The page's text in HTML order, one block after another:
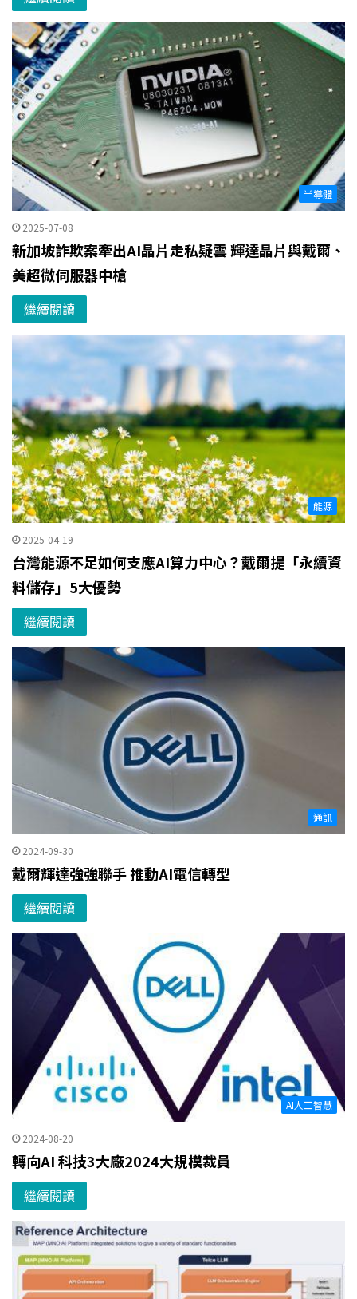
半導體
2025-07-08
新加坡詐欺案牽出AI晶片走私疑雲 輝達晶片與戴爾、
美超微伺服器中槍
繼續閱讀
能源
2025-04-19
台灣能源不足如何支應AI算力中心？戴爾提「永續資
料儲存」5大優勢
繼續閱讀
通訊
2024-09-30
戴爾輝達強強聯手 推動AI電信轉型
繼續閱讀
AI人工智慧
2024-08-20
轉向AI 科技3大廠2024大規模裁員
繼續閱讀